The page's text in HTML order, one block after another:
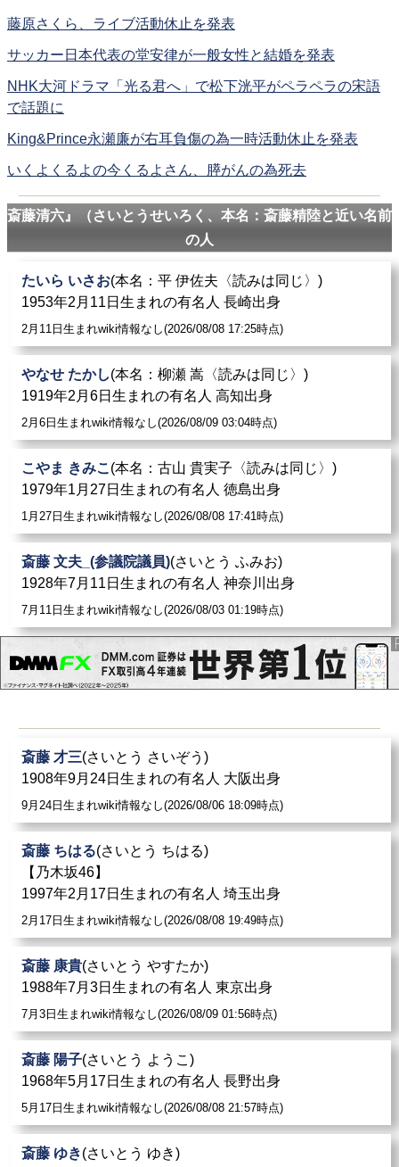
藤原さくら、ライブ活動休止を発表
サッカー日本代表の堂安律が一般女性と結婚を発表
NHK大河ドラマ「光る君へ」で松下洸平がペラペラの宋語
で話題に
King&Prince永瀬廉が右耳負傷の為一時活動休止を発表
いくよくるよの今くるよさん、膵がんの為死去
斎藤清六』（さいとうせいろく、本名：斎藤精陸と近い名前
の人
たいら いさお(本名：平 伊佐夫〈読みは同じ〉)
1953年2月11日生まれの有名人 長崎出身
2月11日生まれwiki情報なし(2026/08/08 17:25時点)
やなせ たかし(本名：柳瀬 嵩〈読みは同じ〉)
1919年2月6日生まれの有名人 高知出身
2月6日生まれwiki情報なし(2026/08/09 03:04時点)
こやま きみこ (本名：古山 貴実子〈読みは同じ〉)
1979年1月27日生まれの有名人 徳島出身
1月27日生まれwiki情報なし(2026/08/08 17:41時点)
斎藤 文夫_(参議院議員)(さいとう ふみお)
1928年7月11日生まれの有名人 神奈川出身
7月11日生まれwiki情報なし(2026/08/03 01:19時点)
斎藤 才三(さいとう さいぞう)
1908年9月24日生まれの有名人 大阪出身
9月24日生まれwiki情報なし(2026/08/06 18:09時点)
斎藤 ちはる(さいとう ちはる)
【乃木坂46】
1997年2月17日生まれの有名人 埼玉出身
2月17日生まれwiki情報なし(2026/08/08 19:49時点)
斎藤 康貴(さいとう やすたか)
1988年7月3日生まれの有名人 東京出身
7月3日生まれwiki情報なし(2026/08/09 01:56時点)
斎藤 陽子(さいとう ようこ)
1968年5月17日生まれの有名人 長野出身
5月17日生まれwiki情報なし(2026/08/08 21:57時点)
斎藤 ゆき(さいとう ゆき)